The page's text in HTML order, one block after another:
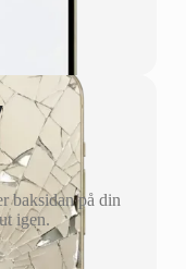
baksidan på din
igen.